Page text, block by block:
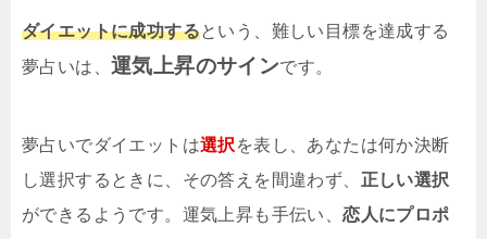
ダイエットに成功するという、難しい目標を達成する
夢占いは、 運気上昇のサインです。
夢占いでダイエットは選択 を表し、あなたは何か決断
し選択するときに、その答えを間違わず、 正しい選択
ができるようです。運気上昇も手伝い、恋人にプロポ